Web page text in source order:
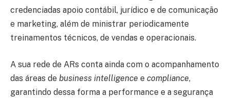
credenciadas apoio contábil, jurídico e de comunicação
e marketing, além de ministrar periodicamente
treinamentos técnicos, de vendas e operacionais.
A sua rede de ARs conta ainda com o acompanhamento
das áreas de business intelligence e compliance,
garantindo dessa forma a performance e a segurança